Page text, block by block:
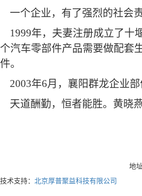
一个企业，有了强烈的社会
1999年，夫妻注册成立了十
个汽车零部件产品需要做配套
件。
2003年6月，襄阳群龙企业
天道酬勤，恒者能胜。黄晓
地
技术支持： 北京厚普聚益科技有限公司